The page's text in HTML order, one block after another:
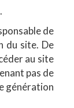
de
du site. De
au site
pas de
génération